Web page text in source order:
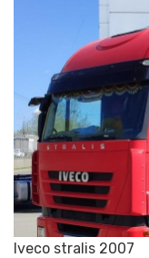
Iveco stralis 2007